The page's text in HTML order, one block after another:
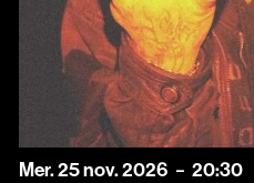
mercredi
Mer.25novembre
nov.2026 20:30